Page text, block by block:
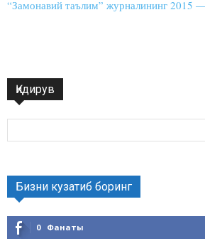
“Замонавий таълим” журналининг 2015
Қидирув
Бизни кузатиб боринг
0 Фанаты